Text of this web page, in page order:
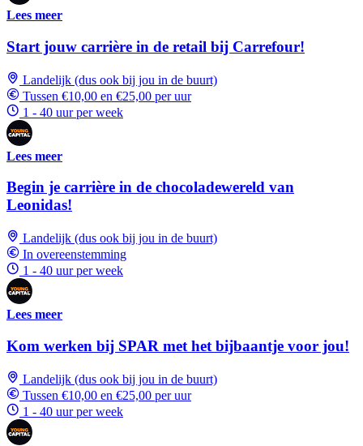
Lees meer
Start jouw carrière in de retail bij Carrefour!
Landelijk (dus ook bij jou in de buurt)
Tussen €10,00 en €25,00 per uur
1 - 40 uur per week
Lees meer
Begin je carrière in de chocoladewereld van
Leonidas!
Landelijk (dus ook bij jou in de buurt)
In overeenstemming
1 - 40 uur per week
Lees meer
Kom werken bij SPAR met het bijbaantje voor jou!
Landelijk (dus ook bij jou in de buurt)
Tussen €10,00 en €25,00 per uur
1 - 40 uur per week